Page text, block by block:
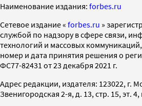
Наименование издания: forbes.ru
Cетевое издание « forbes.ru »
службой по надзору в сфере связи,
технологий и массовых
номер и дата принятия решения о
ФС77-82431 от 23 декабря 2021 г.
Адрес редакции, издателя: 123022, г.
Звенигородская 2-я, д. 13, стр. 15, эт.